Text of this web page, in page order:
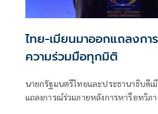
ไทย-เมียนมาออกแถลงก
ความร่วมมือทุกมิติ
นายกรัฐมนตรีไทยและประธานาธิบดีเ
แถลงการณ์ร่วมภายหลังการหารือทวิภ